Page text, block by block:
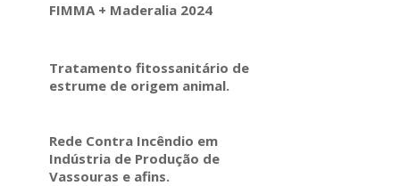
FIMMA + Maderalia 2024
Tratamento fitossanitário de
estrume de origem animal.
Rede Contra Incêndio em
Indústria de Produção de
Vassouras e afins.